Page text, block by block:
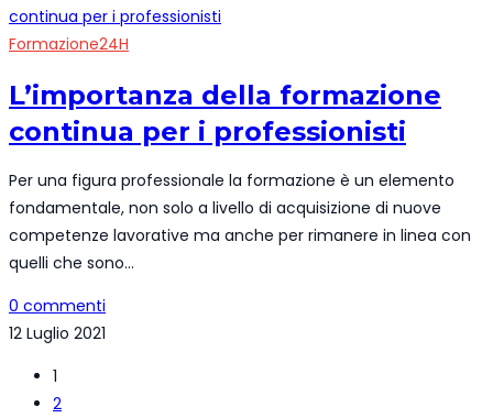
Formazione24H
L’importanza della formazione
continua per i professionisti
Per una figura professionale la formazione è un elemento
fondamentale, non solo a livello di acquisizione di nuove
competenze lavorative ma anche per rimanere in linea con
quelli che sono…
0 commenti
12 Luglio 2021
1
2